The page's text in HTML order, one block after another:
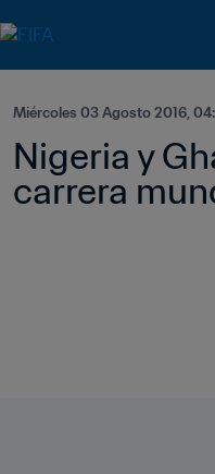
Miércoles 03 Agosto 2016,
Nigeria y
carrera